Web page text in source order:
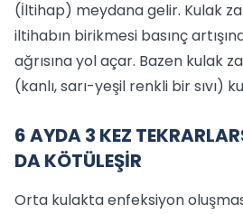
(İltihap) meydana gelir. Kulak
iltihabın birikmesi basınç
ağrısına yol açar. Bazen kulak
(kanlı, sarı-yeşil renkli bir sıvı)
6 AYDA 3 KEZ
DA KÖTÜLEŞİR
Orta kulakta enfeksiyon